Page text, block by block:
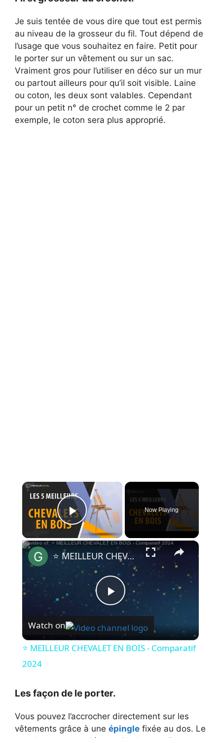
Je suis tentée de vous dire que tout est permis
au niveau de la grosseur du fil. Tout dépend de
l’usage que vous souhaitez en faire. Petit pour
le porter sur un vêtement ou sur un sac.
Vraiment gros pour l’utiliser en déco sur un mur
ou partout ailleurs pour qu’il soit visible. Laine
ou coton, les deux sont valables. Cependant
pour un petit n° de crochet comme le 2 par
exemple, le coton sera plus approprié.
×
Play Video
Now Playing
×
P
l
y
V
⭐️ MEILLEUR CHEVALET EN BOIS - Comparatif 2024
Watch on
⭐️ MEILLEUR CHEVALET EN BOIS - Comparatif
2024
Les façon de le porter.
Vous pouvez l’accrocher directement sur les
vêtements grâce à une épingle fixée au dos. Le